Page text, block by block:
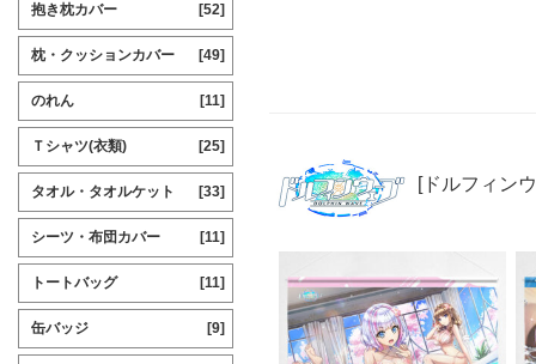
[ドルフィン
抱き枕カバー [52]
枕・クッションカバー [49]
のれん [11]
Ｔシャツ(衣類) [25]
タオル・タオルケット [33]
シーツ・布団カバー [11]
トートバッグ [11]
缶バッジ [9]